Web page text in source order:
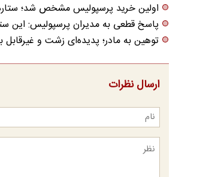
اولین خرید پرسپولیس مشخص شد؛
پاسخ قطعی به مدیران پرسپولیس: این
توهین به مادر؛ پدیده‌ای زشت و غیرقابل
ارسال نظرات